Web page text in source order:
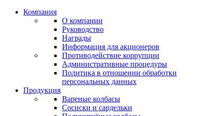
Компания
О компании
Руководство
Награды
Информация для акционеров
Противодействие коррупции
Административные процедуры
Политика в отношении обработки
персональных данных
Продукция
Вареные колбасы
Сосиски и сардельки